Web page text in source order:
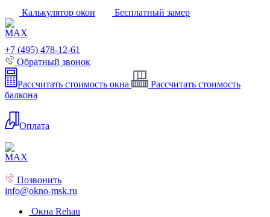
Калькулятор окон Бесплатный замер
+7 (495) 478-12-61
Обратный звонок
Рассчитать стоимость окна
Рассчитать стоимость
балкона
Оплата
Позвонить
info@okno-msk.ru
Окна Rehau